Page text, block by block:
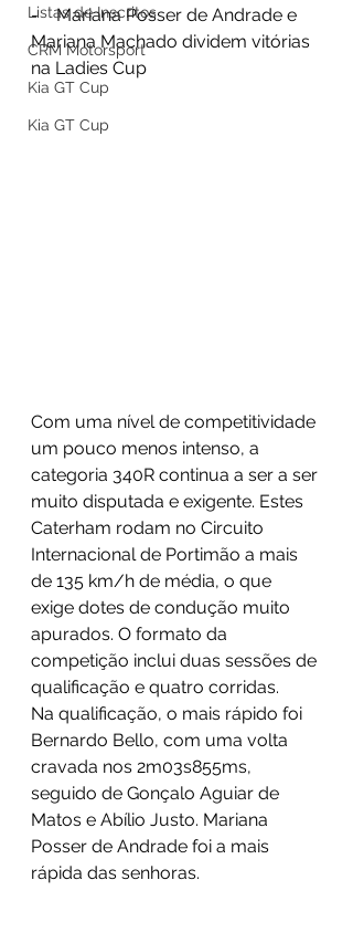
Listas de Inscritos
CRM Motorsport
Kia GT Cup
Kia GT Cup
-    Mariana Posser de Andrade e
Mariana Machado dividem vitórias
na Ladies Cup
Com uma nível de competitividade
um pouco menos intenso, a
categoria 340R continua a ser a ser
muito disputada e exigente. Estes
Caterham rodam no Circuito
Internacional de Portimão a mais
de 135 km/h de média, o que
exige dotes de condução muito
apurados. O formato da
competição inclui duas sessões de
qualificação e quatro corridas.
Na qualificação, o mais rápido foi
Bernardo Bello, com uma volta
cravada nos 2m03s855ms,
seguido de Gonçalo Aguiar de
Matos e Abílio Justo. Mariana
Posser de Andrade foi a mais
rápida das senhoras.